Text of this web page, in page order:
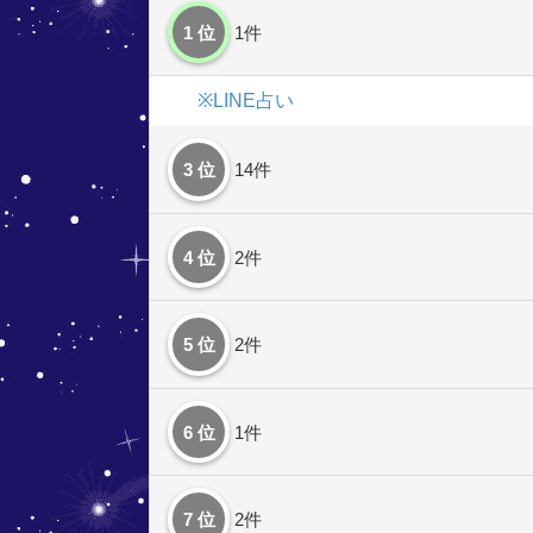
1 位 1件
※LINE占い
3 位 14件
4 位 2件
5 位 2件
6 位 1件
7 位 2件